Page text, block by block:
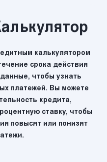
калькулятором
срока действия
чтобы узнать
платежей. Вы можете
кредита,
ставку, чтобы
повысят или понизят